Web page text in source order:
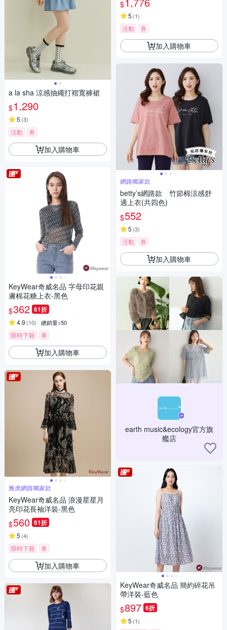
a la sha 涼感抽繩打褶寬褲裙
$1,290
5 (3)
活動 券
加入購物車
KeyWear奇威名品 字母印花親
膚棉花糖上衣-黑色
$362 61折
4.9 (10) 總銷量>50
限時下殺 券
加入購物車
雅虎網路獨家款
KeyWear奇威名品 浪漫星星月
亮印花長袖洋裝-黑色
$560 61折
5 (4)
限時下殺 券
加入購物車
$
5 (1)
活動 券
加入購物車
網路獨家款
betty’s網路款 竹節棉涼感舒
適上衣(共四色)
$552
5 (3)
活動 券
加入購物車
earth music&ecology官方旗
艦店
KeyWear奇威名品 簡約碎花吊
帶洋裝-藍色
$897 6折
5 (1)